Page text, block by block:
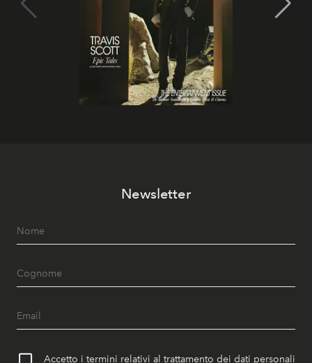
Newsletter
Accetto i termini relativi al trattamento dei dati personali